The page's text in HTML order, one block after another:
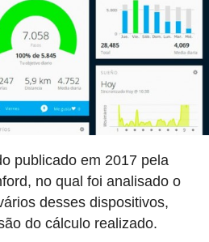
publicado em 2017 pela
no qual foi analisado o
desses dispositivos,
do cálculo realizado.